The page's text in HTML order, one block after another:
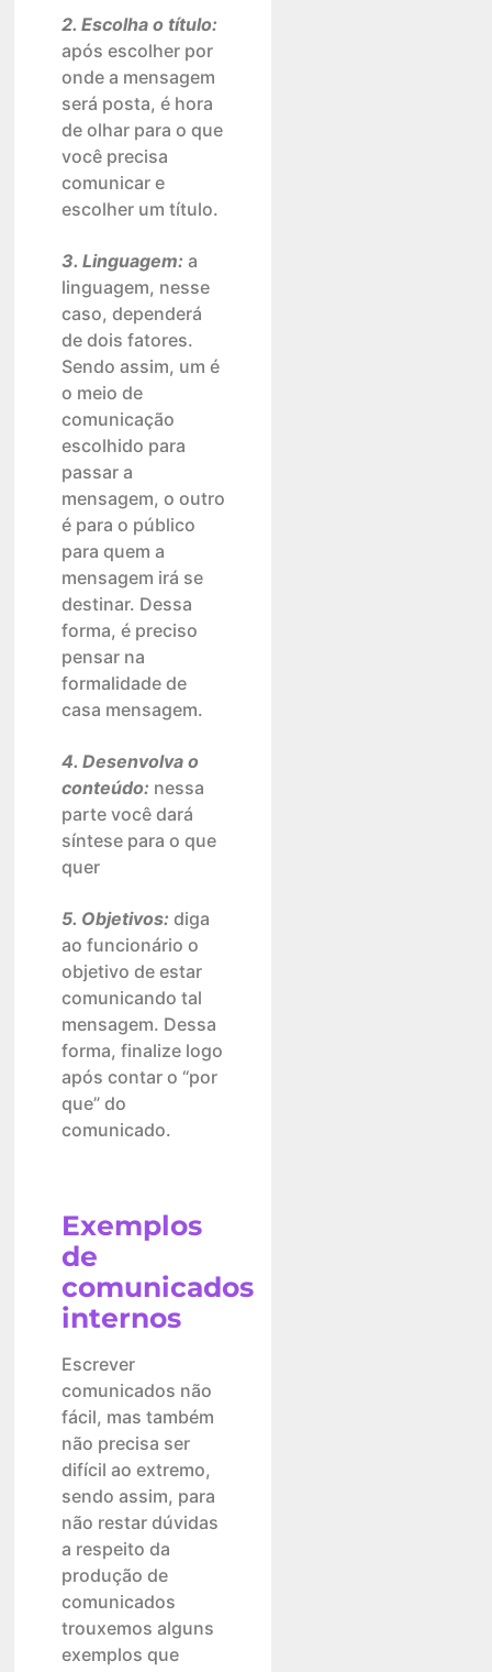
2. Escolha o título:
após escolher por
onde a mensagem
será posta, é hora
de olhar para o que
você precisa
comunicar e
escolher um título.
3. Linguagem: a
linguagem, nesse
caso, dependerá
de dois fatores.
Sendo assim, um é
o meio de
comunicação
escolhido para
passar a
mensagem, o outro
é para o público
para quem a
mensagem irá se
destinar. Dessa
forma, é preciso
pensar na
formalidade de
casa mensagem.
4. Desenvolva o
conteúdo: nessa
parte você dará
síntese para o que
quer
5. Objetivos: diga
ao funcionário o
objetivo de estar
comunicando tal
mensagem. Dessa
forma, finalize logo
após contar o “por
que” do
comunicado.
Exemplos
de
comunicados
internos
Escrever
comunicados não
fácil, mas também
não precisa ser
difícil ao extremo,
sendo assim, para
não restar dúvidas
a respeito da
produção de
comunicados
trouxemos alguns
exemplos que